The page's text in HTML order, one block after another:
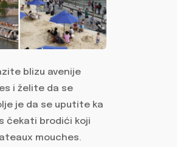
blizu avenije
i želite da se
je da se uputite ka
čekati brodići koji
mouches.